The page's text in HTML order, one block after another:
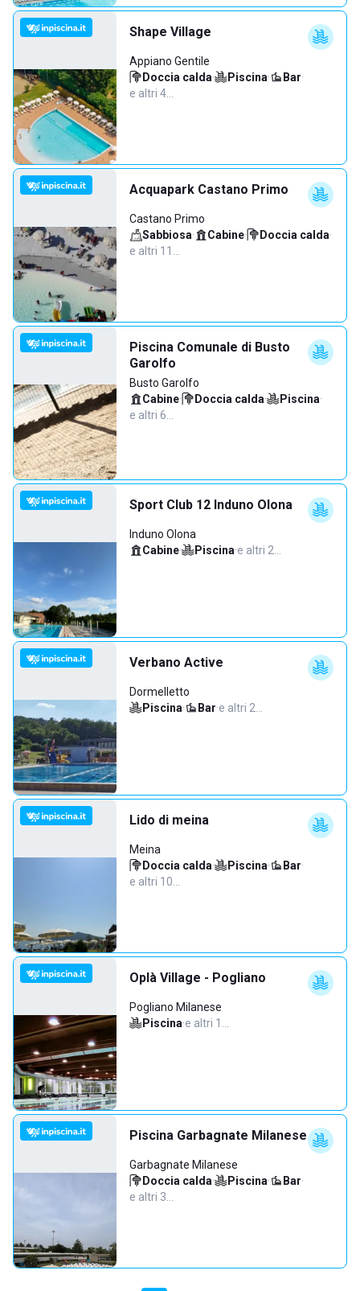
Shape Village
Appiano Gentile
Doccia calda· Piscina· Bar·
e altri 4…
Acquapark Castano Primo
Castano Primo
Sabbiosa· Cabine· Doccia calda·
e altri 11…
Piscina Comunale di Busto
Garolfo
Busto Garolfo
Cabine· Doccia calda· Piscina·
e altri 6…
Sport Club 12 Induno Olona
Induno Olona
Cabine· Piscina·e altri 2…
Verbano Active
Dormelletto
Piscina· Bar·e altri 2…
Lido di meina
Meina
Doccia calda· Piscina· Bar·
e altri 10…
Oplà Village - Pogliano
Pogliano Milanese
Piscina·e altri 1…
Piscina Garbagnate Milanese
Garbagnate Milanese
Doccia calda· Piscina· Bar·
e altri 3…